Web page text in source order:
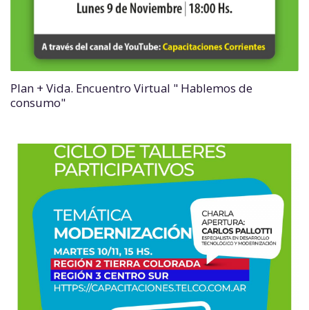
Plan + Vida. Encuentro Virtual " Hablemos de
consumo"